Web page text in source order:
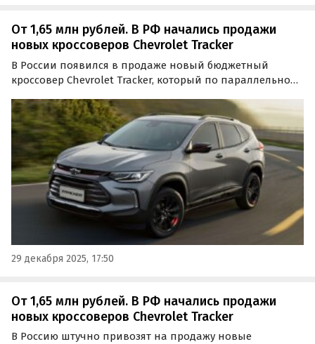
От 1,65 млн рублей. В РФ начались продажи
новых кроссоверов Chevrolet Tracker
В России появился в продаже новый бюджетный
кроссовер Chevrolet Tracker, который по параллельному
ассортимент насчитывает всего три автомобиля
стоимостью от 1 650 000 рублей, сообщают
«Автоновости дня».
29 декабря 2025, 17:50
От 1,65 млн рублей. В РФ начались продажи
новых кроссоверов Chevrolet Tracker
В Россию штучно привозят на продажу новые